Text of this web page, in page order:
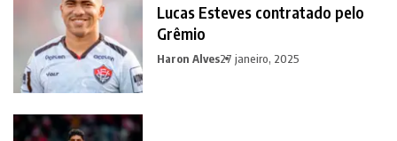
Lucas Esteves contratado pelo
Grêmio
Haron Alves27 janeiro, 2025